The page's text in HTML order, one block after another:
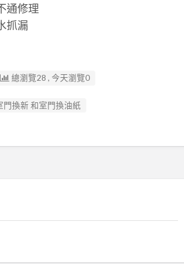
通修理
抓漏
總瀏覽28 , 今天瀏覽0
門換新 和室門換油紙